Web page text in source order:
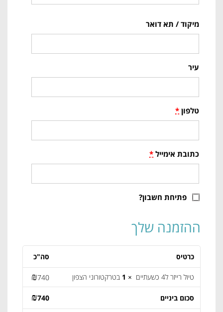
מיקוד / תא דואר
עיר
טלפון *
כתובת אימייל *
פתיחת חשבון?
ההזמנה שלך
כרטיס סה"כ
טיול רייזר ל4 כשעתיים × 1 בטרקטורוני הצפון ₪740
סכום ביניים ₪740